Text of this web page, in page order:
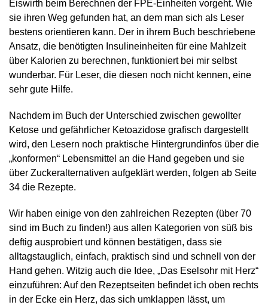
Eiswirth beim Berechnen der FPE-Einheiten vorgeht. Wie
sie ihren Weg gefunden hat, an dem man sich als Leser
bestens orientieren kann. Der in ihrem Buch beschriebene
Ansatz, die benötigten Insulineinheiten für eine Mahlzeit
über Kalorien zu berechnen, funktioniert bei mir selbst
wunderbar. Für Leser, die diesen noch nicht kennen, eine
sehr gute Hilfe.
Nachdem im Buch der Unterschied zwischen gewollter
Ketose und gefährlicher Ketoazidose grafisch dargestellt
wird, den Lesern noch praktische Hintergrundinfos über die
„konformen“ Lebensmittel an die Hand gegeben und sie
über Zuckeralternativen aufgeklärt werden, folgen ab Seite
34 die Rezepte.
Wir haben einige von den zahlreichen Rezepten (über 70
sind im Buch zu finden!) aus allen Kategorien von süß bis
deftig ausprobiert und können bestätigen, dass sie
alltagstauglich, einfach, praktisch sind und schnell von der
Hand gehen. Witzig auch die Idee, „Das Eselsohr mit Herz“
einzuführen: Auf den Rezeptseiten befindet ich oben rechts
in der Ecke ein Herz, das sich umklappen lässt, um